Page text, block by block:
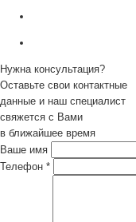
Нужна консультация?
Оставьте свои контактные
данные и наш специалист
свяжется с Вами
в ближайшее время
Ваше имя
Телефон *